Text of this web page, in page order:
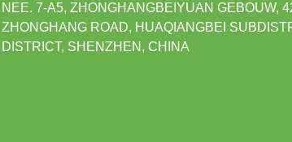
NEE. 7-A5, ZHONGHANGBEIYUAN GEBOUW,
ZHONGHANG ROAD, HUAQIANGBEI
DISTRICT, SHENZHEN, CHINA